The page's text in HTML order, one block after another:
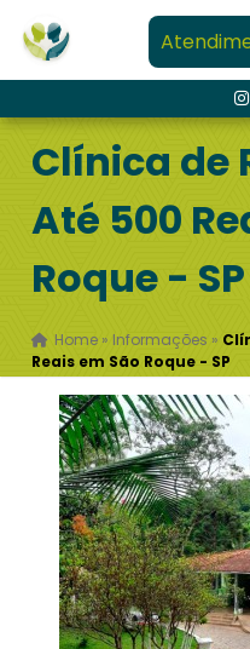
Clínica de
Até 500
Roque - SP
Home » Informações »
Reais em São Roque - SP